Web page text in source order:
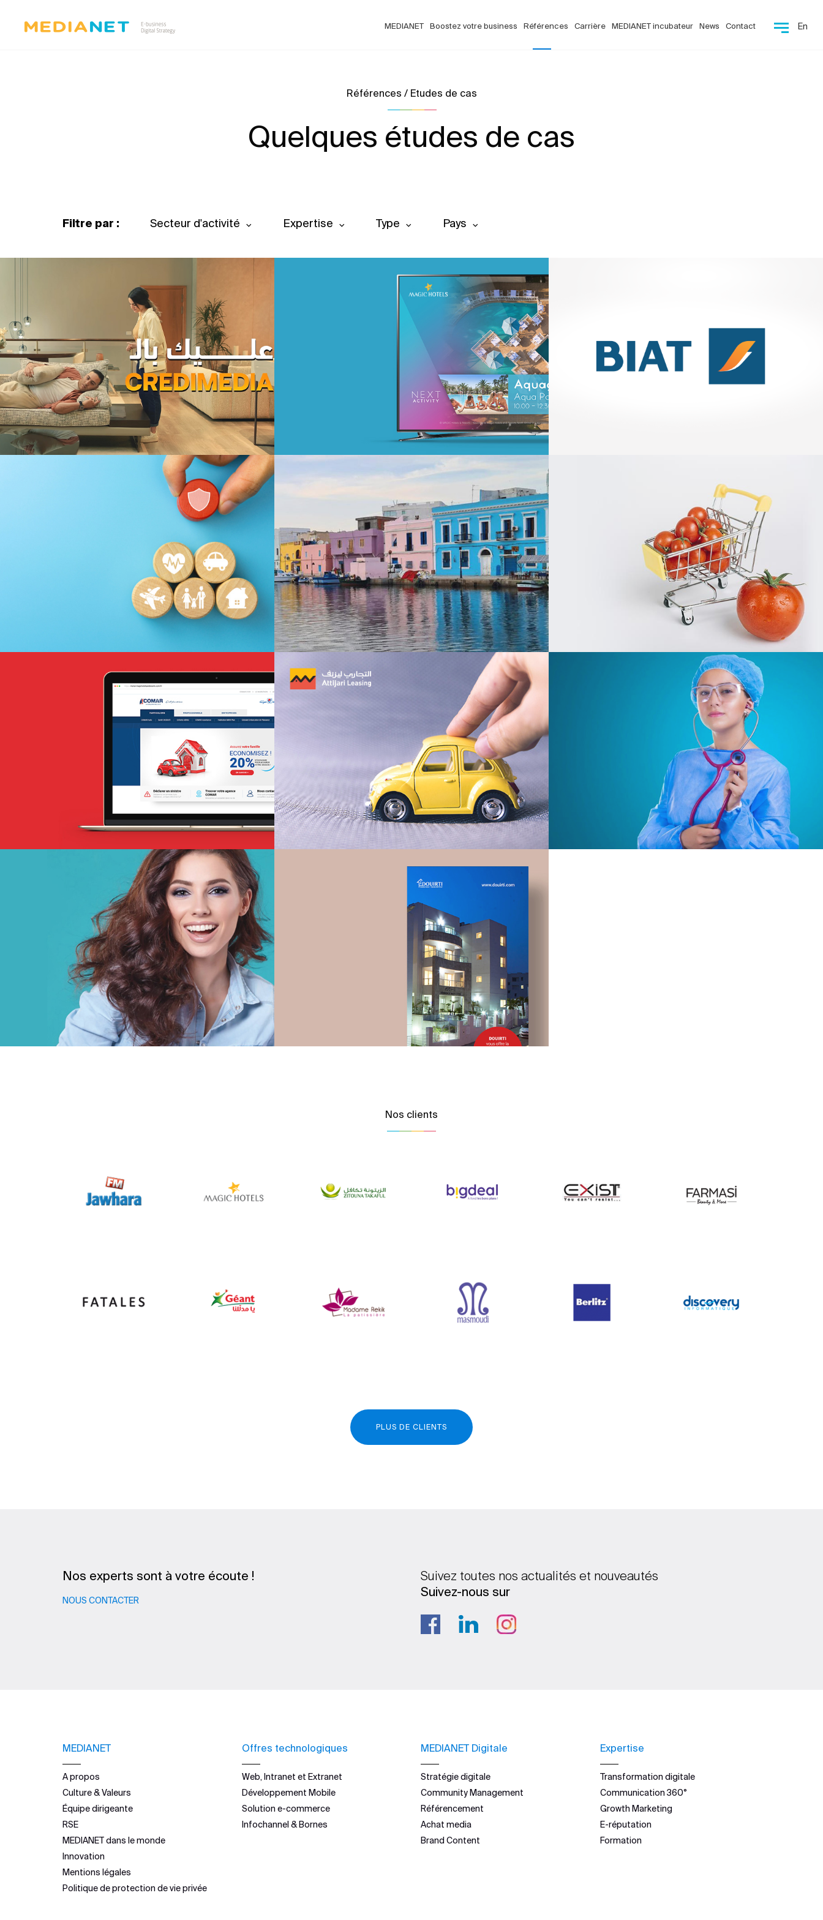
MEDIANET Boostez votre business Références Carrière MEDIANET incubateur News Contact En
Références / Etudes de cas
Quelques études de cas
Filtre par : Secteur d'activité Expertise Type Pays
Tourisme
Growth Marketing
Marketing Digital & Com 360°
Plateformes digitales
Stratégie Social Media
Activation digitale & média
Applications Mobiles
Web, Intranet et Extranet
Achat media
Brand Content
Campagne BIAT TRE Juil. 2022
Marketing Digital & Com 360°
Plateformes digitales
Référencement
Stratégie Social Media
Solution e-commerce
Brand Content
Amen Santé
Stratégie Social Media
Web, Intranet et Extranet
Marketing Digital & Com 360°
Plateformes digitales
Stratégie Social Media
Web, Intranet et Extranet
Nos clients
PLUS DE CLIENTS
Nos experts sont à votre écoute !
NOUS CONTACTER
Suivez toutes nos actualités et nouveautés
Suivez-nous sur
MEDIANET
A propos
Culture & Valeurs
Équipe dirigeante
RSE
MEDIANET dans le monde
Innovation
Mentions légales
Politique de protection de vie privée
Offres technologiques
Web, Intranet et Extranet
Développement Mobile
Solution e-commerce
Infochannel & Bornes
MEDIANET Digitale
Stratégie digitale
Community Management
Référencement
Achat media
Brand Content
Expertise
Transformation digitale
Communication 360°
Growth Marketing
E-réputation
Formation